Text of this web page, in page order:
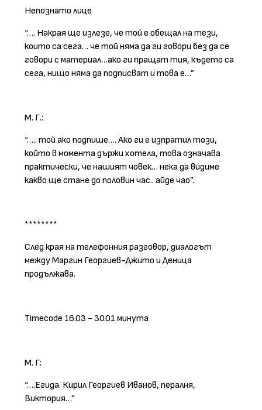
Непознато лице
“…. Накрая ще излезе, че той е обещал на тези,
които са сега… че той няма да ги говори без да се
говори с материал…ако ги пращат тия, където са
сега, нищо няма да подписват и това е…”
М. Г.:
“….. той ако подпише…. Ако ги е изпратил този,
който в момента държи хотела, това означава
практически, че нашият човек… нека да видиме
какво ще стане до половин час.. айде чао”.
********
След края на телефонния разговор, диалогът
между Маргин Георгиев-Джито и Деница
продължава.
Timecode 16.03 - 30.01 минута
М. Г:
“….Егида. Кирил Георгиев Иванов, пералня,
Виктория…”